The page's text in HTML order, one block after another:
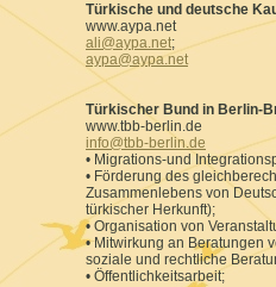
Türkische und deutsche
www.aypa.net
ali@aypa.net;
aypa@aypa.net
Türkischer Bund in Berlin-
www.tbb-berlin.de
info@tbb-berlin.de
• Migrations-und
• Förderung des
Zusammenlebens von
türkischer Herkunft);
• Organisation von
• Mitwirkung an Beratungen
soziale und rechtliche
• Öffentlichkeitsarbeit;